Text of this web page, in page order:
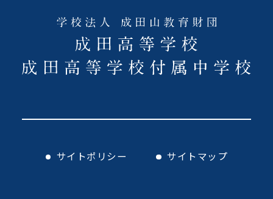
サイトポリシー サイトマップ